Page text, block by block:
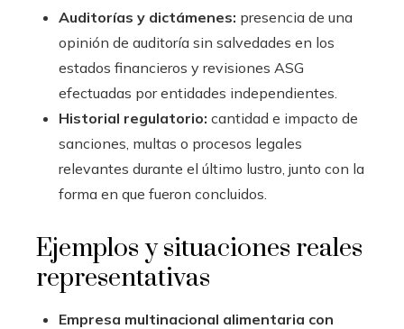
Auditorías y dictámenes: presencia de una
opinión de auditoría sin salvedades en los
estados financieros y revisiones ASG
efectuadas por entidades independientes.
Historial regulatorio: cantidad e impacto de
sanciones, multas o procesos legales
relevantes durante el último lustro, junto con la
forma en que fueron concluidos.
Ejemplos y situaciones reales
representativas
Empresa multinacional alimentaria con